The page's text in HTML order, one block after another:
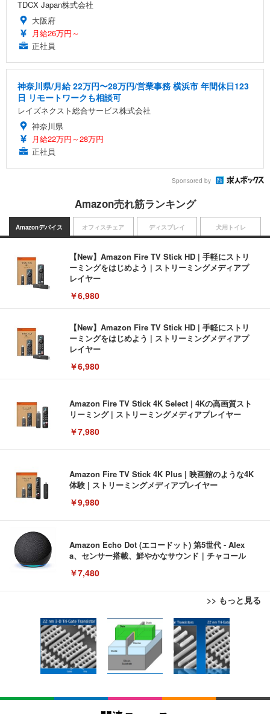
TDCX Japan株式会社
大阪府
月給26万円～
正社員
神奈川県/月給 22万円〜28万円/営業事務 横浜市 年間休日123
日 リモートワークも相談可
レイズネクスト総合サービス株式会社
神奈川県
月給22万円～28万円
正社員
Sponsored by
Amazon売れ筋ランキング
Amazonデバイス
【New】Amazon Fire TV Stick HD | 手軽にストリ
ーミングをはじめよう | ストリーミングメディアプ
レイヤー
￥6,980
【New】Amazon Fire TV Stick HD | 手軽にストリ
ーミングをはじめよう | ストリーミングメディアプ
レイヤー
￥6,980
Amazon Fire TV Stick 4K Select | 4Kの高画質スト
リーミング | ストリーミングメディアプレイヤー
￥7,980
Amazon Fire TV Stick 4K Plus | 映画館のような4K
体験 | ストリーミングメディアプレイヤー
￥9,980
Amazon Echo Dot (エコードット) 第5世代 - Alex
a、センサー搭載、鮮やかなサウンド｜チャコール
￥7,480
>> もっと見る
オフィスチェア
[EdoErgo] オフィスチェア 椅子 テレワーク 疲れな
い 跳ね上げ式アームレスト コンパクト 約105度ロッ
キング pc 事務椅子 360度回転 座面昇降 強化ナイロ
ン樹脂ベース 通気性メッシュ 在宅ワーク H-WY01
(黒網+黒枠+黒足)
￥5,699
SIHOO B100 オフィスチェア／デスクチェア メッシ
ュチェア 人間工学 疲れない ブラック
ディスプレイ
EIZO ビジネス向けプレミアムモニター | FlexScan
EV3240X-WT | 31.5型4K UHD・USB Type-C・ホワ
イト
￥105,595
EIZO ビジネス向けプレミアムモニター | FlexScan
犬用トイレ
Amazonベーシック ペットシーツ 薄型 レギュラー 1
回使い捨て 無香料 ホワイト 300枚
￥3,373
Amazonベーシック ペットシーツ 厚型 ワイド 42枚
x2袋(84枚) ホワイト(吸収面:ライトブルー)